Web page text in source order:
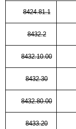
8424.81.1
8432.2
8432.10.00
8432.30
8432.80.00
8433.20